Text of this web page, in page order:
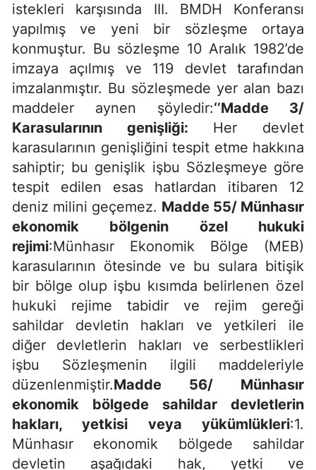
istekleri karşısında III. BMDH Konferansı
yapılmış ve yeni bir sözleşme ortaya
konmuştur. Bu sözleşme 10 Aralık 1982’de
imzaya açılmış ve 119 devlet tarafından
imzalanmıştır. Bu sözleşmede yer alan bazı
maddeler aynen şöyledir:‘’Madde 3/
Karasularının genişliği: Her devlet
karasularının genişliğini tespit etme hakkına
sahiptir; bu genişlik işbu Sözleşmeye göre
tespit edilen esas hatlardan itibaren 12
deniz milini geçemez. Madde 55/ Münhasır
ekonomik bölgenin özel hukuki
rejimi:Münhasır Ekonomik Bölge (MEB)
karasularının ötesinde ve bu sulara bitişik
bir bölge olup işbu kısımda belirlenen özel
hukuki rejime tabidir ve rejim gereği
sahildar devletin hakları ve yetkileri ile
diğer devletlerin hakları ve serbestlikleri
işbu Sözleşmenin ilgili maddeleriyle
düzenlenmiştir.Madde 56/ Münhasır
ekonomik bölgede sahildar devletlerin
hakları, yetkisi veya yükümlükleri:1.
Münhasır ekonomik bölgede sahildar
devletin aşağıdaki hak, yetki ve